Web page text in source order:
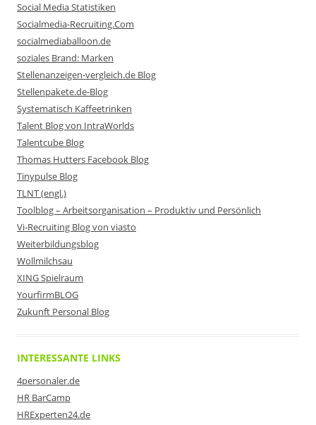
Social Media Statistiken
Socialmedia-Recruiting.Com
socialmediaballoon.de
soziales Brand: Marken
Stellenanzeigen-vergleich.de Blog
Stellenpakete.de-Blog
Systematisch Kaffeetrinken
Talent Blog von IntraWorlds
Talentcube Blog
Thomas Hutters Facebook Blog
Tinypulse Blog
TLNT (engl.)
Toolblog – Arbeitsorganisation – Produktiv und Persönlich
Vi-Recruiting Blog von viasto
Weiterbildungsblog
Wollmilchsau
XING Spielraum
YourfirmBLOG
Zukunft Personal Blog
INTERESSANTE LINKS
4personaler.de
HR BarCamp
HRExperten24.de